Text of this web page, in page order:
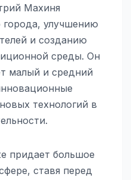
Махиня
города, улучшению
и созданию
среды. Он
малый и средний
технологий в
придает большое
ставя перед